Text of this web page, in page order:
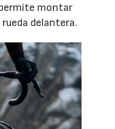
montar
delantera.